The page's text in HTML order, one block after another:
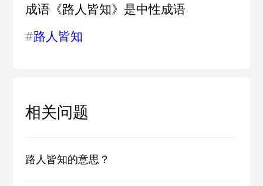
成语《路人皆知》是中性成语
#路人皆知
相关问题
路人皆知的意思？